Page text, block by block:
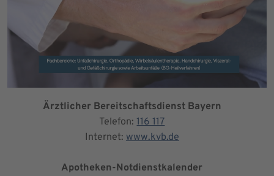
Ärztlicher Bereitschaftsdienst Bayern
Telefon:116 117
Internet: www.kvb.de
Apotheken-Notdienstkalender